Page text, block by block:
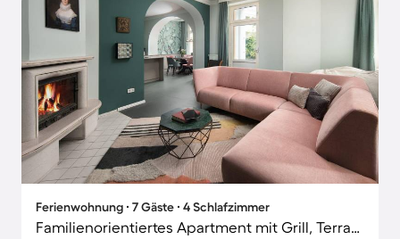
Ferienwohnung ∙ 7 Gäste ∙ 4 Schlafzimmer
Familienorientiertes Apartment mit Grill, Terrasse und Garten | Haustiere erlaubt